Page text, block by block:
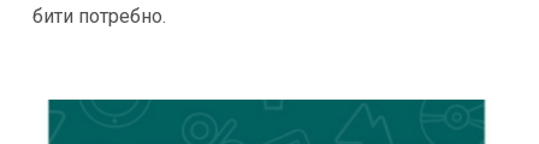
бити потребно.